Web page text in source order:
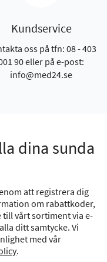
Kundservice
oss på tfn: 08 - 403
90 eller på e-post:
info@med24.se
dina sunda
att registrera dig
om rabattkoder,
vårt sortiment via e-
ditt samtycke. Vi
med vår
.